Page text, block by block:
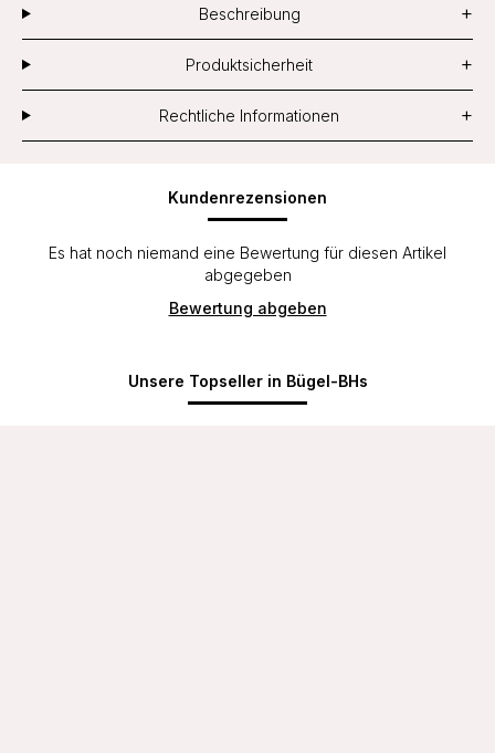
Beschreibung +
Produktsicherheit +
Rechtliche Informationen +
Kundenrezensionen
Es hat noch niemand eine Bewertung für diesen Artikel
abgegeben
Bewertung abgeben
Unsere Topseller in Bügel-BHs